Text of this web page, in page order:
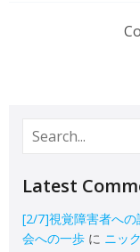
Latest
[2/7]視覚障害者への
会への一歩 に ニック